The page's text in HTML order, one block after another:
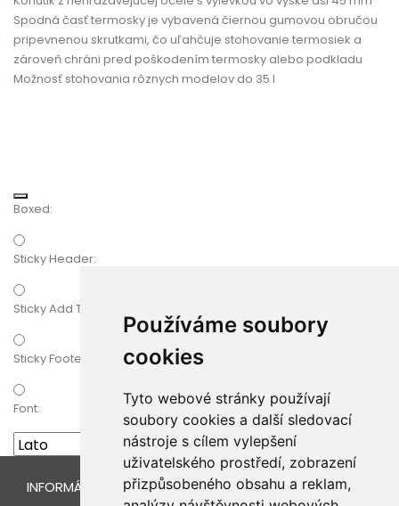
Používáme soubory
cookies
Tyto webové stránky používají
soubory cookies a další sledovací
nástroje s cílem vylepšení
uživatelského prostředí, zobrazení
přizpůsobeného obsahu a reklam,
Spodná časť termosky je vybavená čiernou gumovou obručou
pripevnenou skrutkami, čo uľahčuje stohovanie termosiek a
zároveň chráni pred poškodením termosky alebo podkladu
Možnosť stohovania rôznych modelov do 35 l
Boxed:
Sticky Header:
Sticky Add To Cart
Sticky Footer:
Font:
INFORMÁCIE O ESHOPE